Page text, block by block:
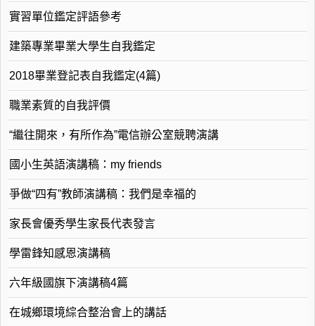
實習單位鑑定評語參考
建築專業畢業大學生自我鑑定
2018畢業登記表自我鑑定(4篇)
職業素質的自我評價
“繼往開來，有所作為”電信辦公室競聘演講
國小生英語演講稿：my friends
爭做“四有”教師演講稿：我們是幸福的
家長會優秀學生家長代表發言
學雷鋒知感恩演講稿
六年級國旗下演講稿4篇
在城鄉環境綜合整治會上的講話